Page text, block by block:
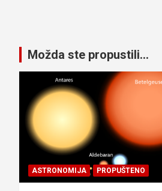
Možda ste propustili...
ASTRONOMIJA PROPUŠTENO